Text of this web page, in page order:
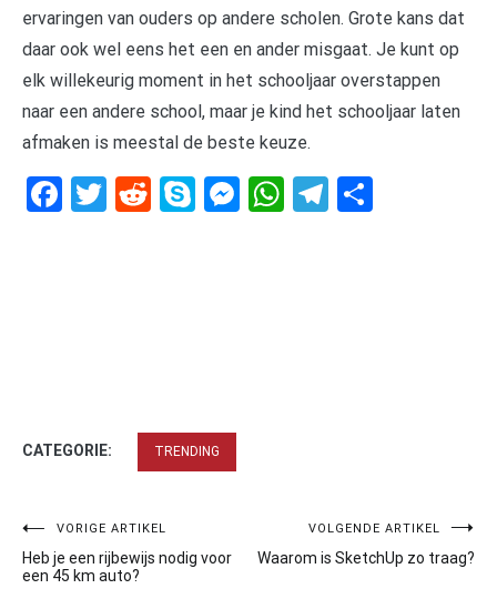
ervaringen van ouders op andere scholen. Grote kans dat
daar ook wel eens het een en ander misgaat. Je kunt op
elk willekeurig moment in het schooljaar overstappen
naar een andere school, maar je kind het schooljaar laten
afmaken is meestal de beste keuze.
Facebook
Twitter
RedditSkypeMessenger
WhatsApp
Telegram
CATEGORIE: TRENDING
Bericht
navigatie
VORIGE ARTIKEL
Heb je een rijbewijs nodig voor
een 45 km auto?
VOLGENDE ARTIKEL
Waarom is SketchUp zo traag?